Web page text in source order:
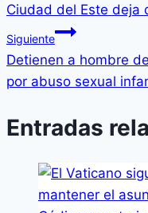
Ciudad del Este deja
Siguiente
Detienen a hombre
por abuso sexual
Entradas